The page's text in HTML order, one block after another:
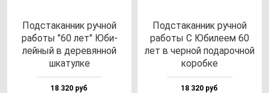
Под­ста­кан­ник руч­ной
ра­бо­ты "60 лет" Юби­
лей­ный в де­ре­вян­ной
шка­тул­ке
18 320 руб
Под­ста­кан­ник руч­ной
ра­бо­ты С Юби­ле­ем 60
лет в чер­ной по­да­роч­ной
ко­роб­ке
18 320 руб